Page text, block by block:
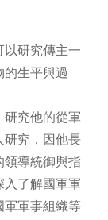
以研究傳主一
生平與過
研究他的從軍
研究，因他長
領導統御與指
入了解國軍軍
軍軍事組織等